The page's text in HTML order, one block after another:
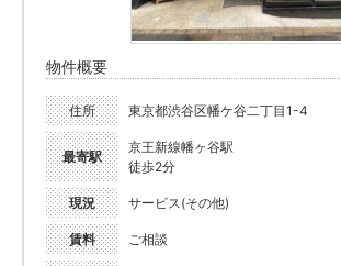
物件概要
住所 東京都渋谷区幡ケ谷二丁目1-4
最寄駅
京王新線幡ヶ谷駅
徒歩2分
現況 サービス(その他)
賃料 ご相談